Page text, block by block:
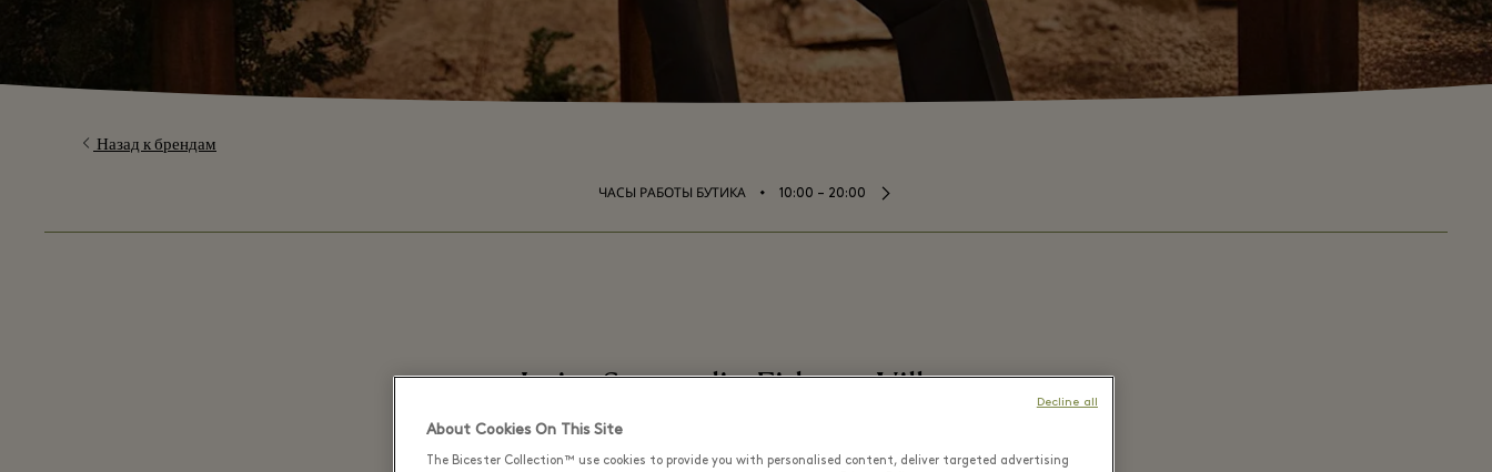
Назад к брендам
ЧАСЫ РАБОТЫ БУТИКА ⬩ 10:00 – 20:00
Luisa Spagnoli - Fidenza Village
About Cookies On This Site
The Bicester Collection™ use cookies to provide you with personalised content, deliver targeted advertising
Decline all